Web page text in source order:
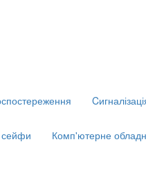
сейфи Комп'ютерне